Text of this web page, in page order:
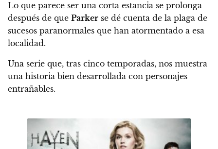
Lo que parece ser una corta estancia se prolonga
después de que Parker se dé cuenta de la plaga de
sucesos paranormales que han atormentado a esa
localidad.
Una serie que, tras cinco temporadas, nos muestra
una historia bien desarrollada con personajes
entrañables.